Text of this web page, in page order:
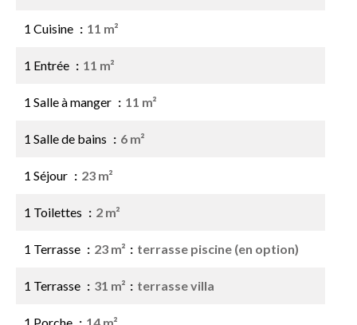
1 Cuisine 11 m²
1 Entrée 11 m²
1 Salle à manger 11 m²
1 Salle de bains 6 m²
1 Séjour 23 m²
1 Toilettes 2 m²
1 Terrasse 23 m² terrasse piscine (en option)
1 Terrasse 31 m² terrasse villa